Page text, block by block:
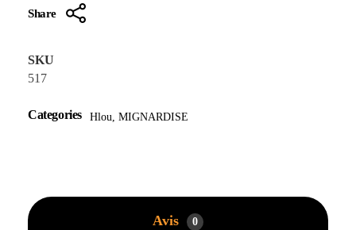
Share
SKU
517
Categories Hlou, MIGNARDISE
Avis 0